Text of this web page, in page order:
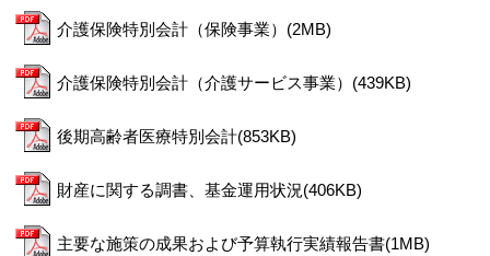
介護保険特別会計（保険事業）(2MB)
介護保険特別会計（介護サービス事業）(439KB)
後期高齢者医療特別会計(853KB)
財産に関する調書、基金運用状況(406KB)
主要な施策の成果および予算執行実績報告書(1MB)